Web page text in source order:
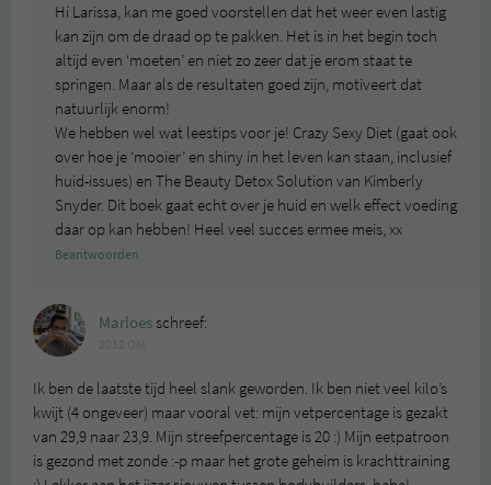
Hi Larissa, kan me goed voorstellen dat het weer even lastig
kan zijn om de draad op te pakken. Het is in het begin toch
altijd even ‘moeten’ en niet zo zeer dat je erom staat te
springen. Maar als de resultaten goed zijn, motiveert dat
natuurlijk enorm!
We hebben wel wat leestips voor je! Crazy Sexy Diet (gaat ook
over hoe je ‘mooier’ en shiny in het leven kan staan, inclusief
huid-issues) en The Beauty Detox Solution van Kimberly
Snyder. Dit boek gaat echt over je huid en welk effect voeding
daar op kan hebben! Heel veel succes ermee meis, xx
Beantwoorden
Marloesschreef:
Ik ben de laatste tijd heel slank geworden. Ik ben niet veel kilo’s
kwijt (4 ongeveer) maar vooral vet: mijn vetpercentage is gezakt
van 29,9 naar 23,9. Mijn streefpercentage is 20 :) Mijn eetpatroon
is gezond met zonde :-p maar het grote geheim is krachttraining